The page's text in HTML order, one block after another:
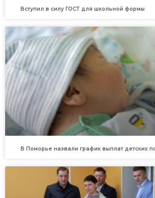
Вступил в силу ГОСТ для школьной формы
В Поморье назвали график выплат детских